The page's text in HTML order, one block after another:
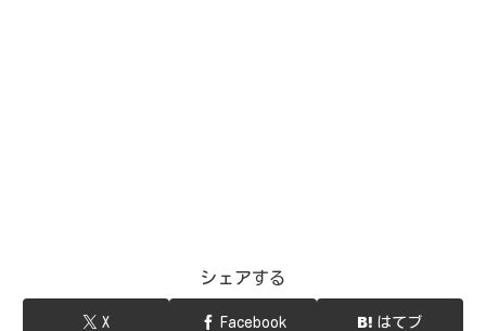
シェアする
X Facebook はてブ